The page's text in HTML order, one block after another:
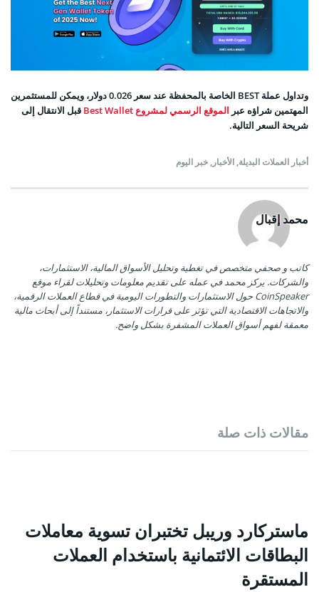
وتداول عملة BEST الخاصة بالمحفظة عند سعر 0.026 دولار، ويمكن للمستثمرين
المهتمين شراؤه عبر الموقع الرسمي لمشروع Best Wallet
قبل الانتقال إلى
شريحة السعر التالية.
أخبار العملات البديلة,الأخبار,خبر اليوم
محمد إقبال
كاتب و صحفي متخصص في تغطية وتحليل الأسواق المالية، الاستثمارات،
والشركات. يركز محمد في عمله على تقديم معلومات وتحليلات لقراء موقع
CoinSpeaker حول الاستثمارات والتطورات اليومية في قطاع العملات الرقمية،
والاتجاهات الاقتصادية التي تؤثر على قرارات الاستثمار، مستنداً إلى أبحاث مالية
معمقة لفهم أسواق العملات المشفرة بشكل واضح.
مقالات ذات صلة
ماستركارد وريبل تختبران تسوية معاملات
البطاقات الائتمانية باستخدام العملات
المستقرة